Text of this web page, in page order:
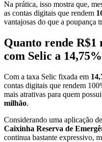
Na prática, isso mostra que,
as contas digitais que rendem
vantajosas do que a poupança
Quanto rende
com Selic a 14,75%
Com a taxa Selic fixada em
contas digitais que rendem
mais atrativas para quem
milhão.
Considerando uma aplicação de
Caixinha Reserva de
continua bastante expressivo,